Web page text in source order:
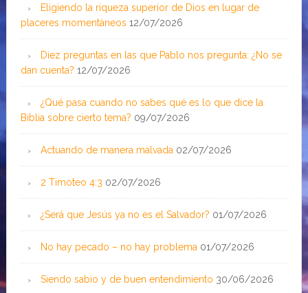
Eligiendo la riqueza superior de Dios en lugar de
placeres momentáneos 12/07/2026
Diez preguntas en las que Pablo nos pregunta: ¿No se
dan cuenta? 12/07/2026
¿Qué pasa cuando no sabes qué es lo que dice la
Biblia sobre cierto tema? 09/07/2026
Actuando de manera malvada 02/07/2026
2 Timoteo 4:3 02/07/2026
¿Será que Jesús ya no es el Salvador? 01/07/2026
No hay pecado – no hay problema 01/07/2026
Siendo sabio y de buen entendimiento 30/06/2026